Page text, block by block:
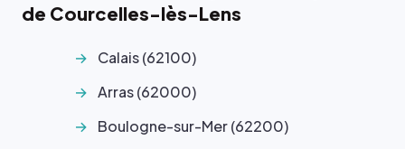
de Courcelles-lès-Lens
Calais (62100)
Arras (62000)
Boulogne-sur-Mer (62200)